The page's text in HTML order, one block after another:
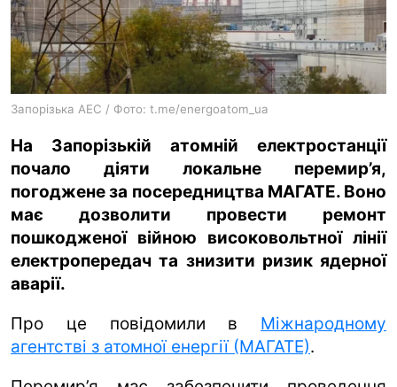
Запорізька АЕС / Фото: t.me/energoatom_ua
На Запорізькій атомній електростанції
почало діяти локальне перемир’я,
погоджене за посередництва МАГАТЕ. Воно
має дозволити провести ремонт
пошкодженої війною високовольтної лінії
електропередач та знизити ризик ядерної
аварії.
Про це повідомили в Міжнародному
агентстві з атомної енергії (МАГАТЕ).